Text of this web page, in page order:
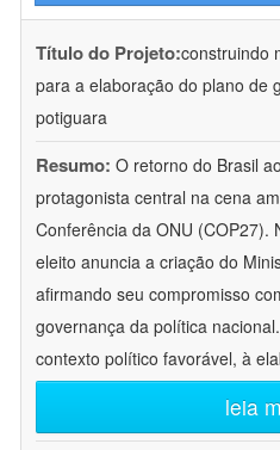
Título do Projeto:construindo
para a elaboração do plano de
potiguara
Resumo: O retorno do Brasil
protagonista central na cena
Conferência da ONU (COP27).
eleito anuncia a criação do
afirmando seu compromisso
governança da política
contexto político favorável, à
leia